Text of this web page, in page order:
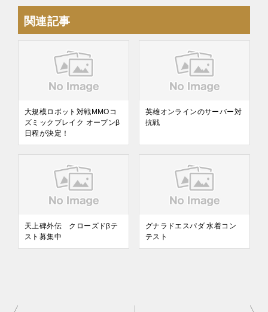
関連記事
大規模ロボット対戦MMOコ
ズミックブレイク オープンβ
日程が決定！
英雄オンラインのサーバー対
抗戦
天上碑外伝 クローズドβテ
スト募集中
グナラドエスパダ 水着コン
テスト